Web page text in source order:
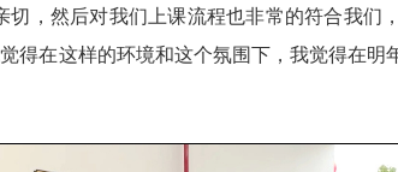
，然后对我们上课流程也非常的符合我们
得在这样的环境和这个氛围下，我觉得在明